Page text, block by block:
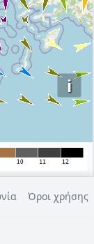
i
Όροι χρήσης